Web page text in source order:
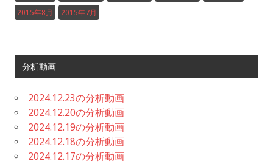
2015年8月 2015年7月
分析動画
2024.12.23の分析動画
2024.12.20の分析動画
2024.12.19の分析動画
2024.12.18の分析動画
2024.12.17の分析動画